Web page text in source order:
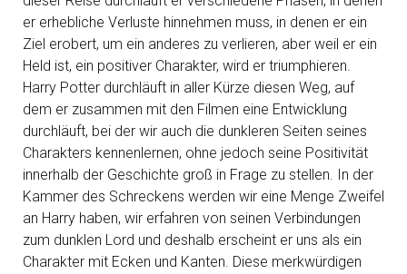
er erhebliche Verluste hinnehmen muss, in denen er ein
Ziel erobert, um ein anderes zu verlieren, aber weil er ein
Held ist, ein positiver Charakter, wird er triumphieren.
Harry Potter durchläuft in aller Kürze diesen Weg, auf
dem er zusammen mit den Filmen eine Entwicklung
durchläuft, bei der wir auch die dunkleren Seiten seines
Charakters kennenlernen, ohne jedoch seine Positivität
innerhalb der Geschichte groß in Frage zu stellen. In der
Kammer des Schreckens werden wir eine Menge Zweifel
an Harry haben, wir erfahren von seinen Verbindungen
zum dunklen Lord und deshalb erscheint er uns als ein
Charakter mit Ecken und Kanten. Diese merkwürdigen